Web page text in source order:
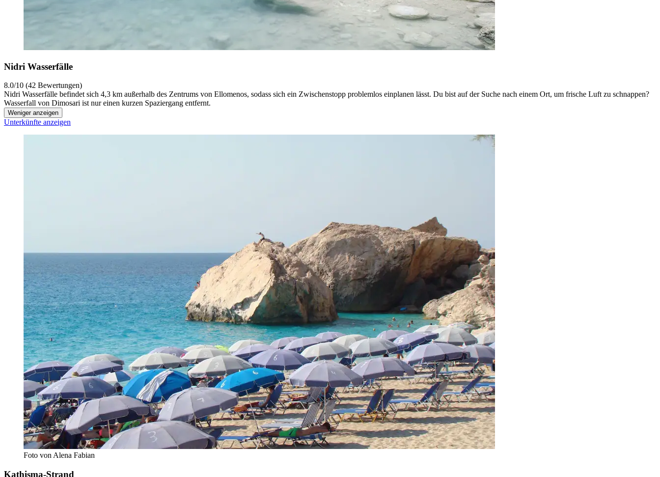
Nidri Wasserfälle
8.0/10 (42 Bewertungen)
Nidri Wasserfälle befindet sich 4,3 km außerhalb des Zentrums von Ellomenos, sodass sich ein Zwischenstopp problemlos einplanen lässt. Du bist auf der Suche nach einem Ort, um frische Luft zu schnappen?
Wasserfall von Dimosari ist nur einen kurzen Spaziergang entfernt.
Weniger anzeigen
Unterkünfte anzeigen
Foto von Alena Fabian
Kathisma-Strand